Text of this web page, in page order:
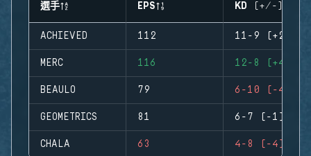
選手 EPS KD (+/-)
ACHIEVED 112 11-9 (+2)
MERC 116 12-8 (+4)
BEAULO 79 6-10 (-4)
GEOMETRICS 81 6-7 (-1)
CHALA 63 4-8 (-4)